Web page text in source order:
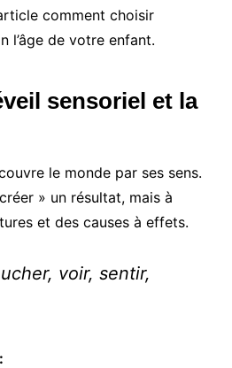
comment choisir
l’âge de votre enfant.
sensoriel et la
le monde par ses sens.
» un résultat, mais à
et des causes à effets.
voir, sentir,